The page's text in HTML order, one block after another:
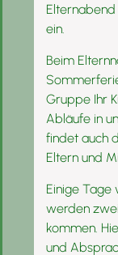
ein.
Beim
Gruppe Ihr
Abläufe in
findet auch
Eltern und
Einige
werden
kommen.
und